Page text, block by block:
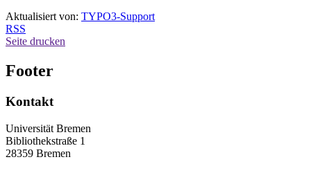
Aktualisiert von: TYPO3-Support
RSS
Seite drucken
Footer
Kontakt
Universität Bremen
Bibliothekstraße 1
28359 Bremen